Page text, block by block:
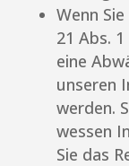
Wenn
21 Abs.
eine
unseren
werden.
wessen
Sie das